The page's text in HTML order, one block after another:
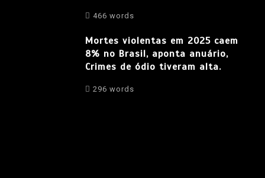
466 words
Mortes violentas em 2025 caem
8% no Brasil, aponta anuário,
Crimes de ódio tiveram alta.
296 words